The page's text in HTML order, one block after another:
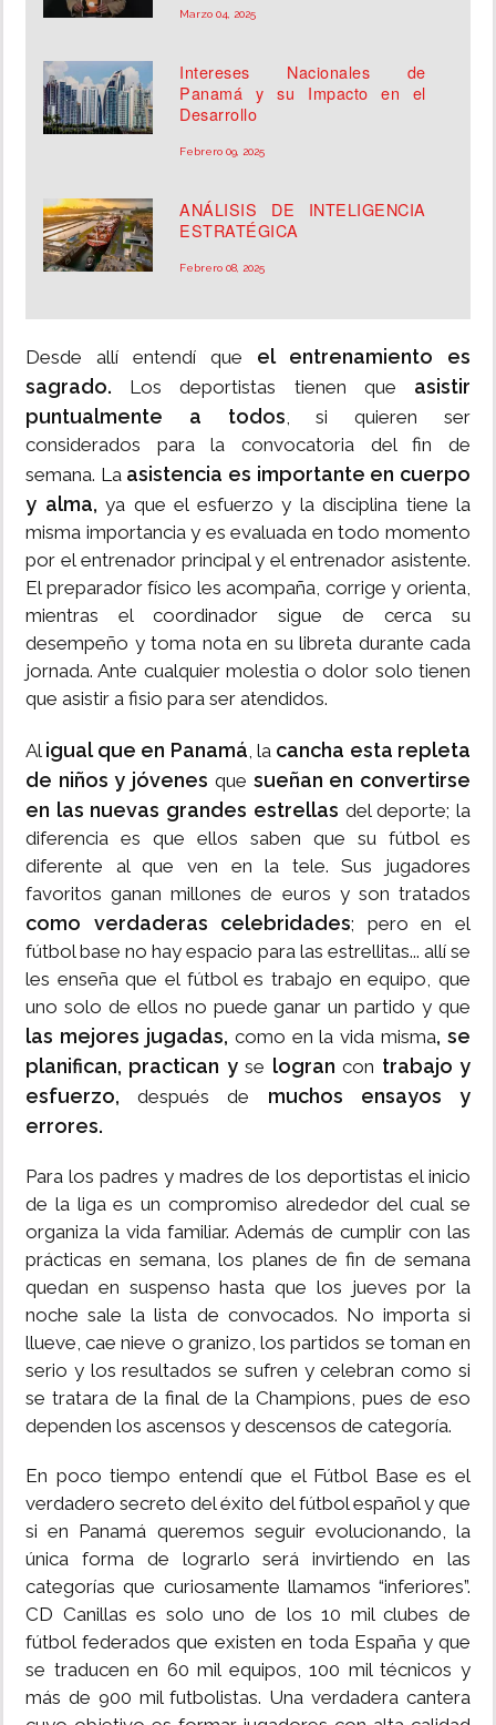
Marzo 04, 2025
Intereses Nacionales de
Panamá y su Impacto en el
Desarrollo
Febrero 09, 2025
ANÁLISIS DE INTELIGENCIA
ESTRATÉGICA
Febrero 08, 2025
Desde allí entendí que el entrenamiento es
sagrado. Los deportistas tienen que asistir
puntualmente a todos, si quieren ser
considerados para la convocatoria del fin de
semana. La asistencia es importante en cuerpo
y alma, ya que el esfuerzo y la disciplina tiene la
misma importancia y es evaluada en todo momento
por el entrenador principal y el entrenador asistente.
El preparador físico les acompaña, corrige y orienta,
mientras el coordinador sigue de cerca su
desempeño y toma nota en su libreta durante cada
jornada. Ante cualquier molestia o dolor solo tienen
que asistir a fisio para ser atendidos.
Al igual que en Panamá, la cancha esta repleta
de niños y jóvenes que sueñan en convertirse
en las nuevas grandes estrellas del deporte; la
diferencia es que ellos saben que su fútbol es
diferente al que ven en la tele. Sus jugadores
favoritos ganan millones de euros y son tratados
como verdaderas celebridades; pero en el
fútbol base no hay espacio para las estrellitas... allí se
les enseña que el fútbol es trabajo en equipo, que
uno solo de ellos no puede ganar un partido y que
las mejores jugadas, como en la vida misma, se
planifican, practican yse logran con trabajo y
esfuerzo, después de muchos ensayos y
errores.
Para los padres y madres de los deportistas el inicio
de la liga es un compromiso alrededor del cual se
organiza la vida familiar. Además de cumplir con las
prácticas en semana, los planes de fin de semana
quedan en suspenso hasta que los jueves por la
noche sale la lista de convocados. No importa si
llueve, cae nieve o granizo, los partidos se toman en
serio y los resultados se sufren y celebran como si
se tratara de la final de la Champions, pues de eso
dependen los ascensos y descensos de categoría.
En poco tiempo entendí que el Fútbol Base es el
verdadero secreto del éxito del fútbol español y que
si en Panamá queremos seguir evolucionando, la
única forma de lograrlo será invirtiendo en las
categorías que curiosamente llamamos “inferiores”.
CD Canillas es solo uno de los 10 mil clubes de
fútbol federados que existen en toda España y que
se traducen en 60 mil equipos, 100 mil técnicos y
más de 900 mil futbolistas. Una verdadera cantera